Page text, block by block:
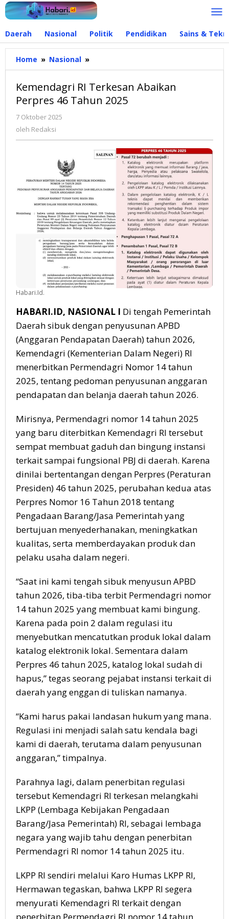
Lewati
ke
Daerah Nasional Politik Pendidikan Sains &
Home » Nasional »
RI
Terkesan
Abaikan
Perpres
Kemendagri RI Terkesan Abaikan
Perpres 46 Tahun 2025
7 Oktober 2025
oleh Redaksi
Habari.Id.
HABARI.ID, NASIONAL I Di tengah Pemerintah
Daerah sibuk dengan penyusunan APBD
(Anggaran Pendapatan Daerah) tahun 2026,
Kemendagri (Kementerian Dalam Negeri) RI
menerbitkan Permendagri Nomor 14 tahun
2025, tentang pedoman penyusunan anggaran
pendapatan dan belanja daerah tahun 2026.
Mirisnya, Permendagri nomor 14 tahun 2025
yang baru diterbitkan Kemendagri RI tersebut
sempat membuat gaduh dan bingung instansi
terkait sampai fungsional PBJ di daerah. Karena
dinilai bertentangan dengan Perpres (Peraturan
Presiden) 46 tahun 2025, perubahan kedua atas
Perpres Nomor 16 Tahun 2018 tentang
Pengadaan Barang/Jasa Pemerintah yang
bertujuan menyederhanakan, meningkatkan
kualitas, serta memberdayakan produk dan
pelaku usaha dalam negeri.
“Saat ini kami tengah sibuk menyusun APBD
tahun 2026, tiba-tiba terbit Permendagri nomor
14 tahun 2025 yang membuat kami bingung.
Karena pada poin 2 dalam regulasi itu
menyebutkan mencatutkan produk lokal dalam
katalog elektronik lokal. Sementara dalam
Perpres 46 tahun 2025, katalog lokal sudah di
hapus,” tegas seorang pejabat instansi terkait di
daerah yang enggan di tuliskan namanya.
“Kami harus pakai landasan hukum yang mana.
Regulasi ini menjadi salah satu kendala bagi
kami di daerah, terutama dalam penyusunan
anggaran,” timpalnya.
Parahnya lagi, dalam penerbitan regulasi
tersebut Kemendagri RI terkesan melangkahi
LKPP (Lembaga Kebijakan Pengadaan
Barang/Jasa Pemerintah) RI, sebagai lembaga
negara yang wajib tahu dengan penerbitan
Permendagri RI nomor 14 tahun 2025 itu.
LKPP RI sendiri melalui Karo Humas LKPP RI,
Hermawan tegaskan, bahwa LKPP RI segera
menyurati Kemendagri RI terkait dengan